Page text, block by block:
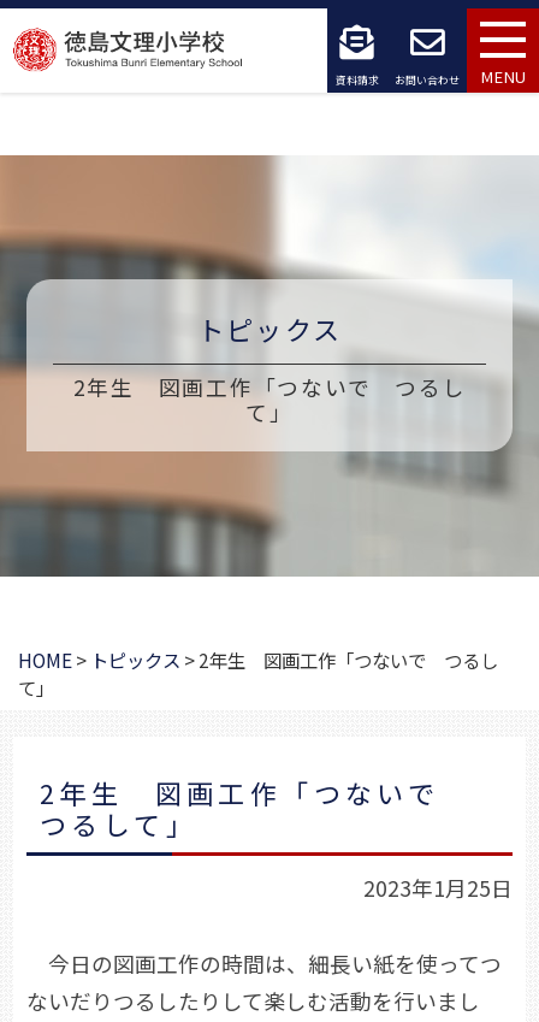
コ
ン
ン
へ
キ
資料請求 お問い合わせ MENU
トピックス
2年生 図画工作「つないで つるし
て」
HOME> トピックス >2年生 図画工作「つないで つるし
て」
2年生 図画工作「つないで
つるして」
2023年1月25日
今日の図画工作の時間は、細長い紙を使ってつ
ないだりつるしたりして楽しむ活動を行いまし